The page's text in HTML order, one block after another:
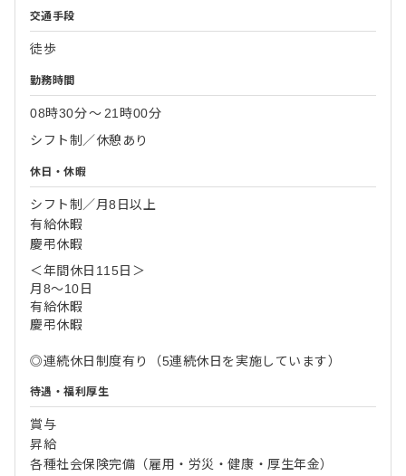
交通手段
徒歩
勤務時間
08時30分〜 21時00分
シフト制／休憩あり
休日・休暇
シフト制／月8日以上
有給休暇
慶弔休暇
＜年間休日115日＞
月8～10日
有給休暇
慶弔休暇
◎連続休日制度有り（5連続休日を実施しています）
待遇・福利厚生
賞与
昇給
各種社会保険完備（雇用・労災・健康・厚生年金）